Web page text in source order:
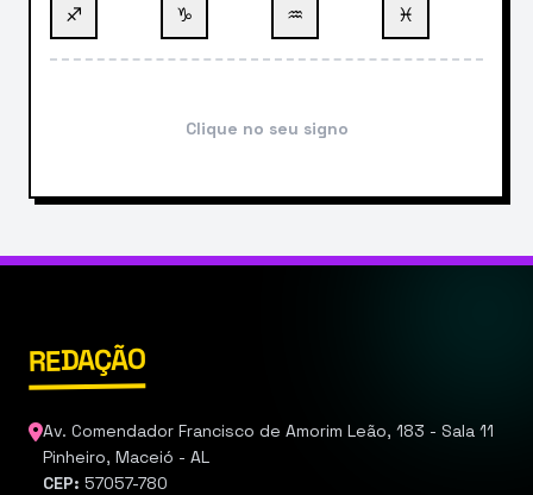
♐ ♑ ♒ ♓
Clique no seu signo
REDAÇÃO
Av. Comendador Francisco de Amorim Leão, 183 - Sala 11
Pinheiro, Maceió - AL
CEP: 57057-780